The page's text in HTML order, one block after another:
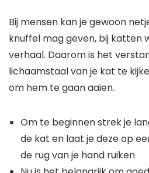
Bij mensen kan je gewoon
knuffel mag geven, bij katten
verhaal. Daarom is het
lichaamstaal van je kat te
om hem te gaan aaien.
Om te beginnen strek je
de kat en laat je deze op
de rug van je hand ruiken